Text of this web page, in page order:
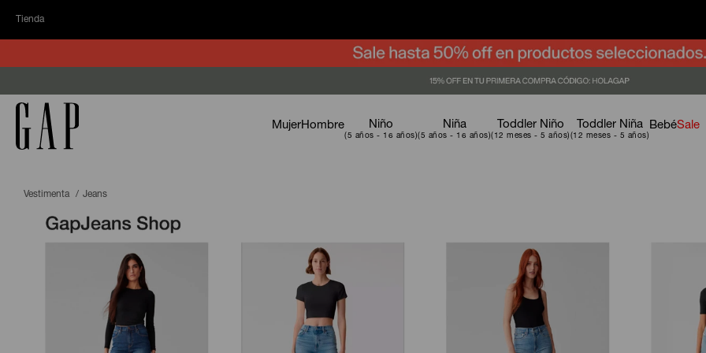
Tienda
MujerHombre Niño Niña Toddler Niño Toddler Niña BebéSale
Vestimenta Jeans